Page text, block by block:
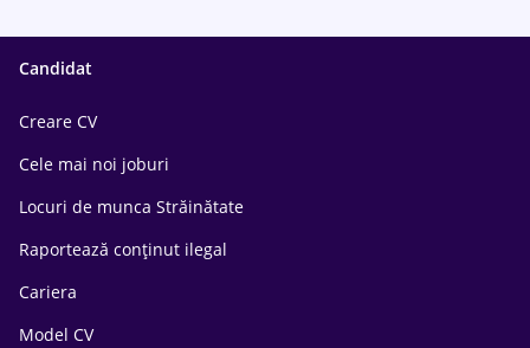
Candidat
Creare CV
Cele mai noi joburi
Locuri de munca Străinătate
Raportează conținut ilegal
Cariera
Model CV